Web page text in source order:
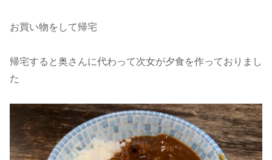
お買い物をして帰宅
帰宅すると奥さんに代わって次女が夕食を作っておりまし
た